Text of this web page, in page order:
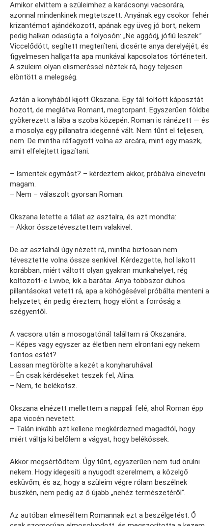
Amikor elvittem a szüleimhez a karácsonyi vacsorára,
azonnal mindenkinek megtetszett. Anyának egy csokor fehér
krizantémot ajándékozott, apának egy üveg jó bort, nekem
pedig halkan odasúgta a folyosón: „Ne aggódj, jófiú leszek.”
Viccelődött, segített megteríteni, dicsérte anya derelyéjét, és
figyelmesen hallgatta apa munkával kapcsolatos történeteit.
A szüleim olyan elismeréssel néztek rá, hogy teljesen
elöntött a melegség.
Aztán a konyhából kijött Okszana. Egy tál töltött káposztát
hozott, de meglátva Romant, megtorpant. Egyszerűen földbe
gyökerezett a lába a szoba közepén. Roman is ránézett — és
a mosolya egy pillanatra idegenné vált. Nem tűnt el teljesen,
nem. De mintha ráfagyott volna az arcára, mint egy maszk,
amit elfelejtett igazítani.
– Ismeritek egymást? – kérdeztem akkor, próbálva elnevetni
magam.
– Nem – válaszolt gyorsan Roman.
Okszana letette a tálat az asztalra, és azt mondta:
– Akkor összetévesztettem valakivel.
De az asztalnál úgy nézett rá, mintha biztosan nem
tévesztette volna össze senkivel. Kérdezgette, hol lakott
korábban, miért váltott olyan gyakran munkahelyet, rég
költözött-e Lvivbe, kik a barátai. Anya többször dühös
pillantásokat vetett rá, apa a köhögésével próbálta menteni a
helyzetet, én pedig éreztem, hogy elönt a forróság a
szégyentől.
A vacsora után a mosogatónál találtam rá Okszanára.
– Képes vagy egyszer az életben nem elrontani egy nekem
fontos estét?
Lassan megtörölte a kezét a konyharuhával.
– Én csak kérdéseket teszek fel, Alina.
– Nem, te belékötsz.
Okszana elnézett mellettem a nappali felé, ahol Roman épp
apa viccén nevetett.
– Talán inkább azt kellene megkérdezned magadtól, hogy
miért váltja ki belőlem a vágyat, hogy belékössek.
Akkor megsértődtem. Úgy tűnt, egyszerűen nem tud örülni
nekem. Hogy idegesíti a nyugodt szerelmem, a közelgő
esküvőm, és az, hogy a szüleim végre rólam beszélnek
büszkén, nem pedig az ő újabb „nehéz természetéről”.
Az autóban elmeséltem Romannak ezt a beszélgetést. Ő